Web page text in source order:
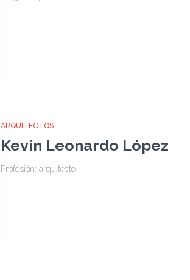
ARQUITECTOS
Kevin Leonardo López
Profesión: arquitecto